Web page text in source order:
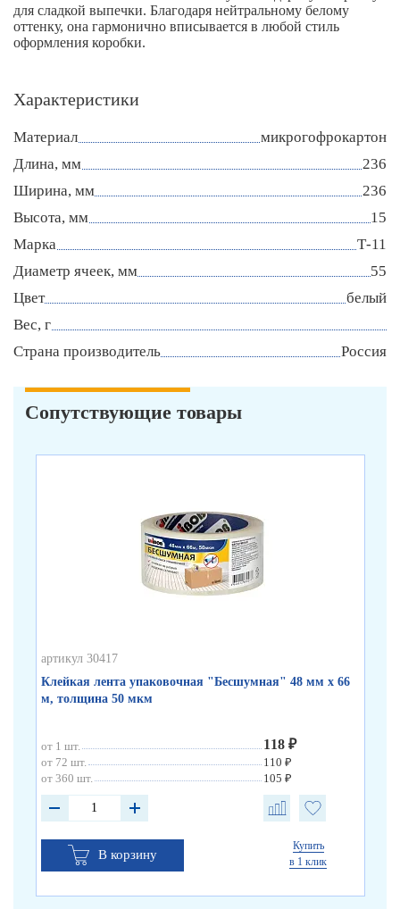
для сладкой выпечки. Благодаря нейтральному белому
оттенку, она гармонично вписывается в любой стиль
оформления коробки.
Характеристики
Материал
микрогофрокартон
Длина, мм
236
Ширина, мм
236
Высота, мм
15
Марка
Т-11
Диаметр ячеек, мм
55
Цвет
белый
Вес, г
Страна производитель
Россия
Сопутствующие товары
артикул 30417
Клейкая лента упаковочная "Бесшумная" 48 мм х 66
м, толщина 50 мкм
от 1 шт. 118 ₽
от 72 шт.
110 ₽
от 360 шт.
105 ₽
В корзину
Купить
в 1 клик